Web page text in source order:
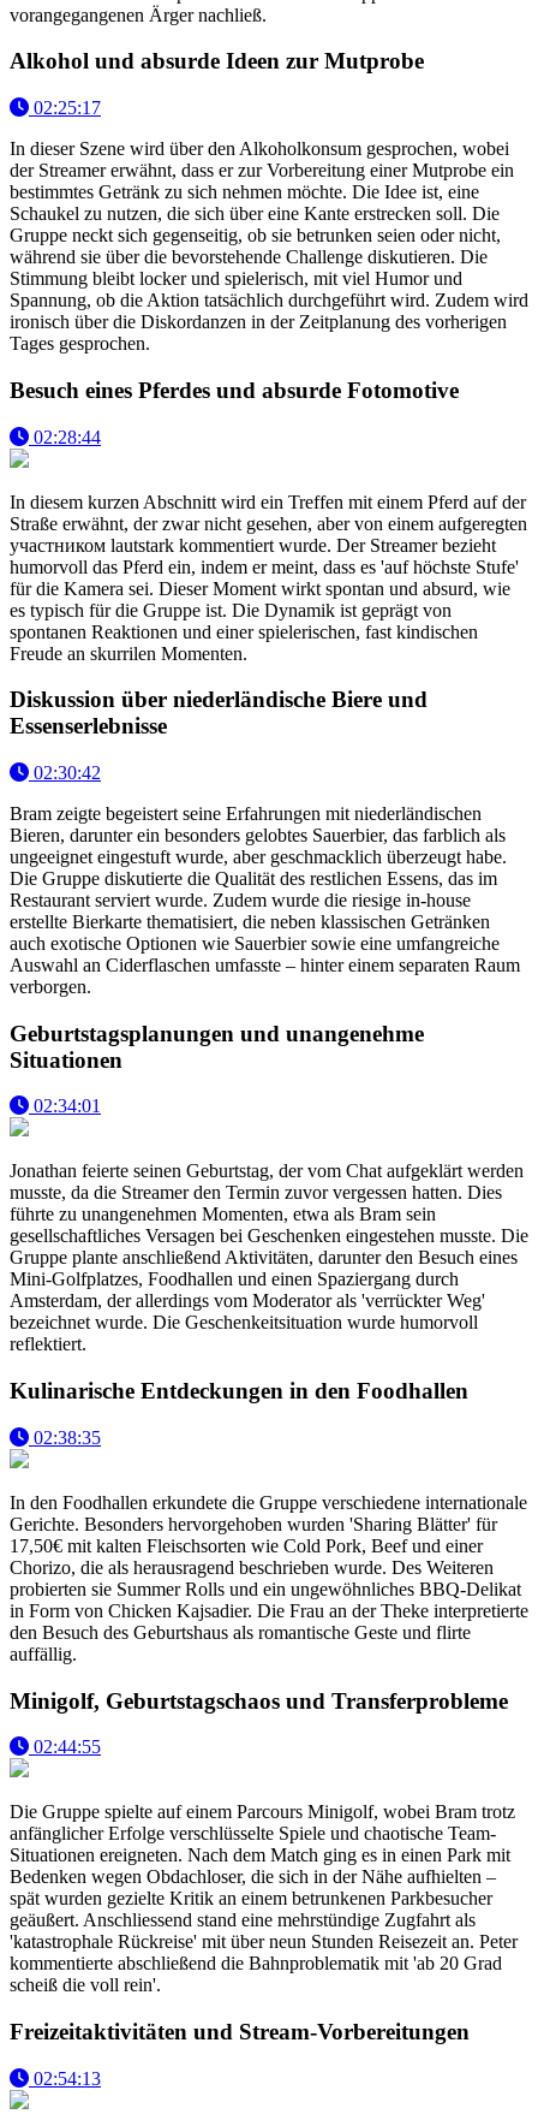
vorangegangenen Ärger nachließ.
Alkohol und absurde Ideen zur Mutprobe
02:25:17
In dieser Szene wird über den Alkoholkonsum gesprochen, wobei
der Streamer erwähnt, dass er zur Vorbereitung einer Mutprobe ein
bestimmtes Getränk zu sich nehmen möchte. Die Idee ist, eine
Schaukel zu nutzen, die sich über eine Kante erstrecken soll. Die
Gruppe neckt sich gegenseitig, ob sie betrunken seien oder nicht,
während sie über die bevorstehende Challenge diskutieren. Die
Stimmung bleibt locker und spielerisch, mit viel Humor und
Spannung, ob die Aktion tatsächlich durchgeführt wird. Zudem wird
ironisch über die Diskordanzen in der Zeitplanung des vorherigen
Tages gesprochen.
Besuch eines Pferdes und absurde Fotomotive
02:28:44
In diesem kurzen Abschnitt wird ein Treffen mit einem Pferd auf der
Straße erwähnt, der zwar nicht gesehen, aber von einem aufgeregten
участником lautstark kommentiert wurde. Der Streamer bezieht
humorvoll das Pferd ein, indem er meint, dass es 'auf höchste Stufe'
für die Kamera sei. Dieser Moment wirkt spontan und absurd, wie
es typisch für die Gruppe ist. Die Dynamik ist geprägt von
spontanen Reaktionen und einer spielerischen, fast kindischen
Freude an skurrilen Momenten.
Diskussion über niederländische Biere und
Essenserlebnisse
02:30:42
Bram zeigte begeistert seine Erfahrungen mit niederländischen
Bieren, darunter ein besonders gelobtes Sauerbier, das farblich als
ungeeignet eingestuft wurde, aber geschmacklich überzeugt habe.
Die Gruppe diskutierte die Qualität des restlichen Essens, das im
Restaurant serviert wurde. Zudem wurde die riesige in-house
erstellte Bierkarte thematisiert, die neben klassischen Getränken
auch exotische Optionen wie Sauerbier sowie eine umfangreiche
Auswahl an Ciderflaschen umfasste – hinter einem separaten Raum
verborgen.
Geburtstagsplanungen und unangenehme
Situationen
02:34:01
Jonathan feierte seinen Geburtstag, der vom Chat aufgeklärt werden
musste, da die Streamer den Termin zuvor vergessen hatten. Dies
führte zu unangenehmen Momenten, etwa als Bram sein
gesellschaftliches Versagen bei Geschenken eingestehen musste. Die
Gruppe plante anschließend Aktivitäten, darunter den Besuch eines
Mini-Golfplatzes, Foodhallen und einen Spaziergang durch
Amsterdam, der allerdings vom Moderator als 'verrückter Weg'
bezeichnet wurde. Die Geschenkeitsituation wurde humorvoll
reflektiert.
Kulinarische Entdeckungen in den Foodhallen
02:38:35
In den Foodhallen erkundete die Gruppe verschiedene internationale
Gerichte. Besonders hervorgehoben wurden 'Sharing Blätter' für
17,50€ mit kalten Fleischsorten wie Cold Pork, Beef und einer
Chorizo, die als herausragend beschrieben wurde. Des Weiteren
probierten sie Summer Rolls und ein ungewöhnliches BBQ-Delikat
in Form von Chicken Kajsadier. Die Frau an der Theke interpretierte
den Besuch des Geburtshaus als romantische Geste und flirte
auffällig.
Minigolf, Geburtstagschaos und Transferprobleme
02:44:55
Die Gruppe spielte auf einem Parcours Minigolf, wobei Bram trotz
anfänglicher Erfolge verschlüsselte Spiele und chaotische Team-
Situationen ereigneten. Nach dem Match ging es in einen Park mit
Bedenken wegen Obdachloser, die sich in der Nähe aufhielten –
spät wurden gezielte Kritik an einem betrunkenen Parkbesucher
geäußert. Anschliessend stand eine mehrstündige Zugfahrt als
'katastrophale Rückreise' mit über neun Stunden Reisezeit an. Peter
kommentierte abschließend die Bahnproblematik mit 'ab 20 Grad
scheiß die voll rein'.
Freizeitaktivitäten und Stream-Vorbereitungen
02:54:13